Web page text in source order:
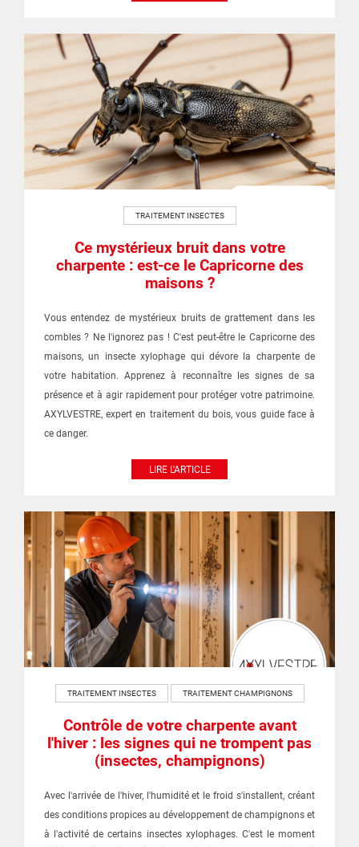
TRAITEMENT INSECTES
Ce mystérieux bruit dans votre
charpente : est-ce le Capricorne des
maisons ?
Vous entendez de mystérieux bruits de grattement dans les
combles ? Ne l'ignorez pas ! C'est peut-être le Capricorne des
maisons, un insecte xylophage qui dévore la charpente de
votre habitation. Apprenez à reconnaître les signes de sa
présence et à agir rapidement pour protéger votre patrimoine.
AXYLVESTRE, expert en traitement du bois, vous guide face à
ce danger.
LIRE L'ARTICLE
TRAITEMENT INSECTES TRAITEMENT CHAMPIGNONS
Contrôle de votre charpente avant
l'hiver : les signes qui ne trompent pas
(insectes, champignons)
Avec l'arrivée de l'hiver, l'humidité et le froid s'installent, créant
des conditions propices au développement de champignons et
à l'activité de certains insectes xylophages. C'est le moment